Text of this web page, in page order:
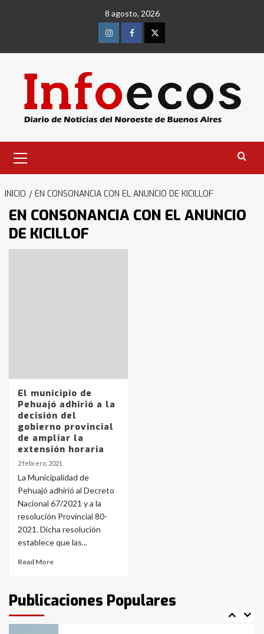
8 agosto, 2026
InstagramFacebookTwitter
primario
INICIO EN CONSONANCIA CON EL ANUNCIO DE KICILLOF
EN CONSONANCIA CON EL ANUNCIO
DE KICILLOF
El municipio de
Pehuajó adhirió a la
decisión del
gobierno provincial
de ampliar la
extensión horaria
2 febrero, 2021
La Municipalidad de
Pehuajó adhirió al Decreto
Nacional 67/2021 y a la
resolución Provincial 80-
2021. Dicha resolución
establece que las...
Read More
Publicaciones Populares
4
Accidente en Ruta 5: falleció un
joven de Trenque Lauquen
5
Los precios de los combustibles en
6
La Bolsa de Cereales de Bahía
Blanca anticipa que Agosto vendrá
con lluvias y heladas, en gran parte
de la provincia
fueron detenidos por
comercialización de drogas en la
tarde del sábado